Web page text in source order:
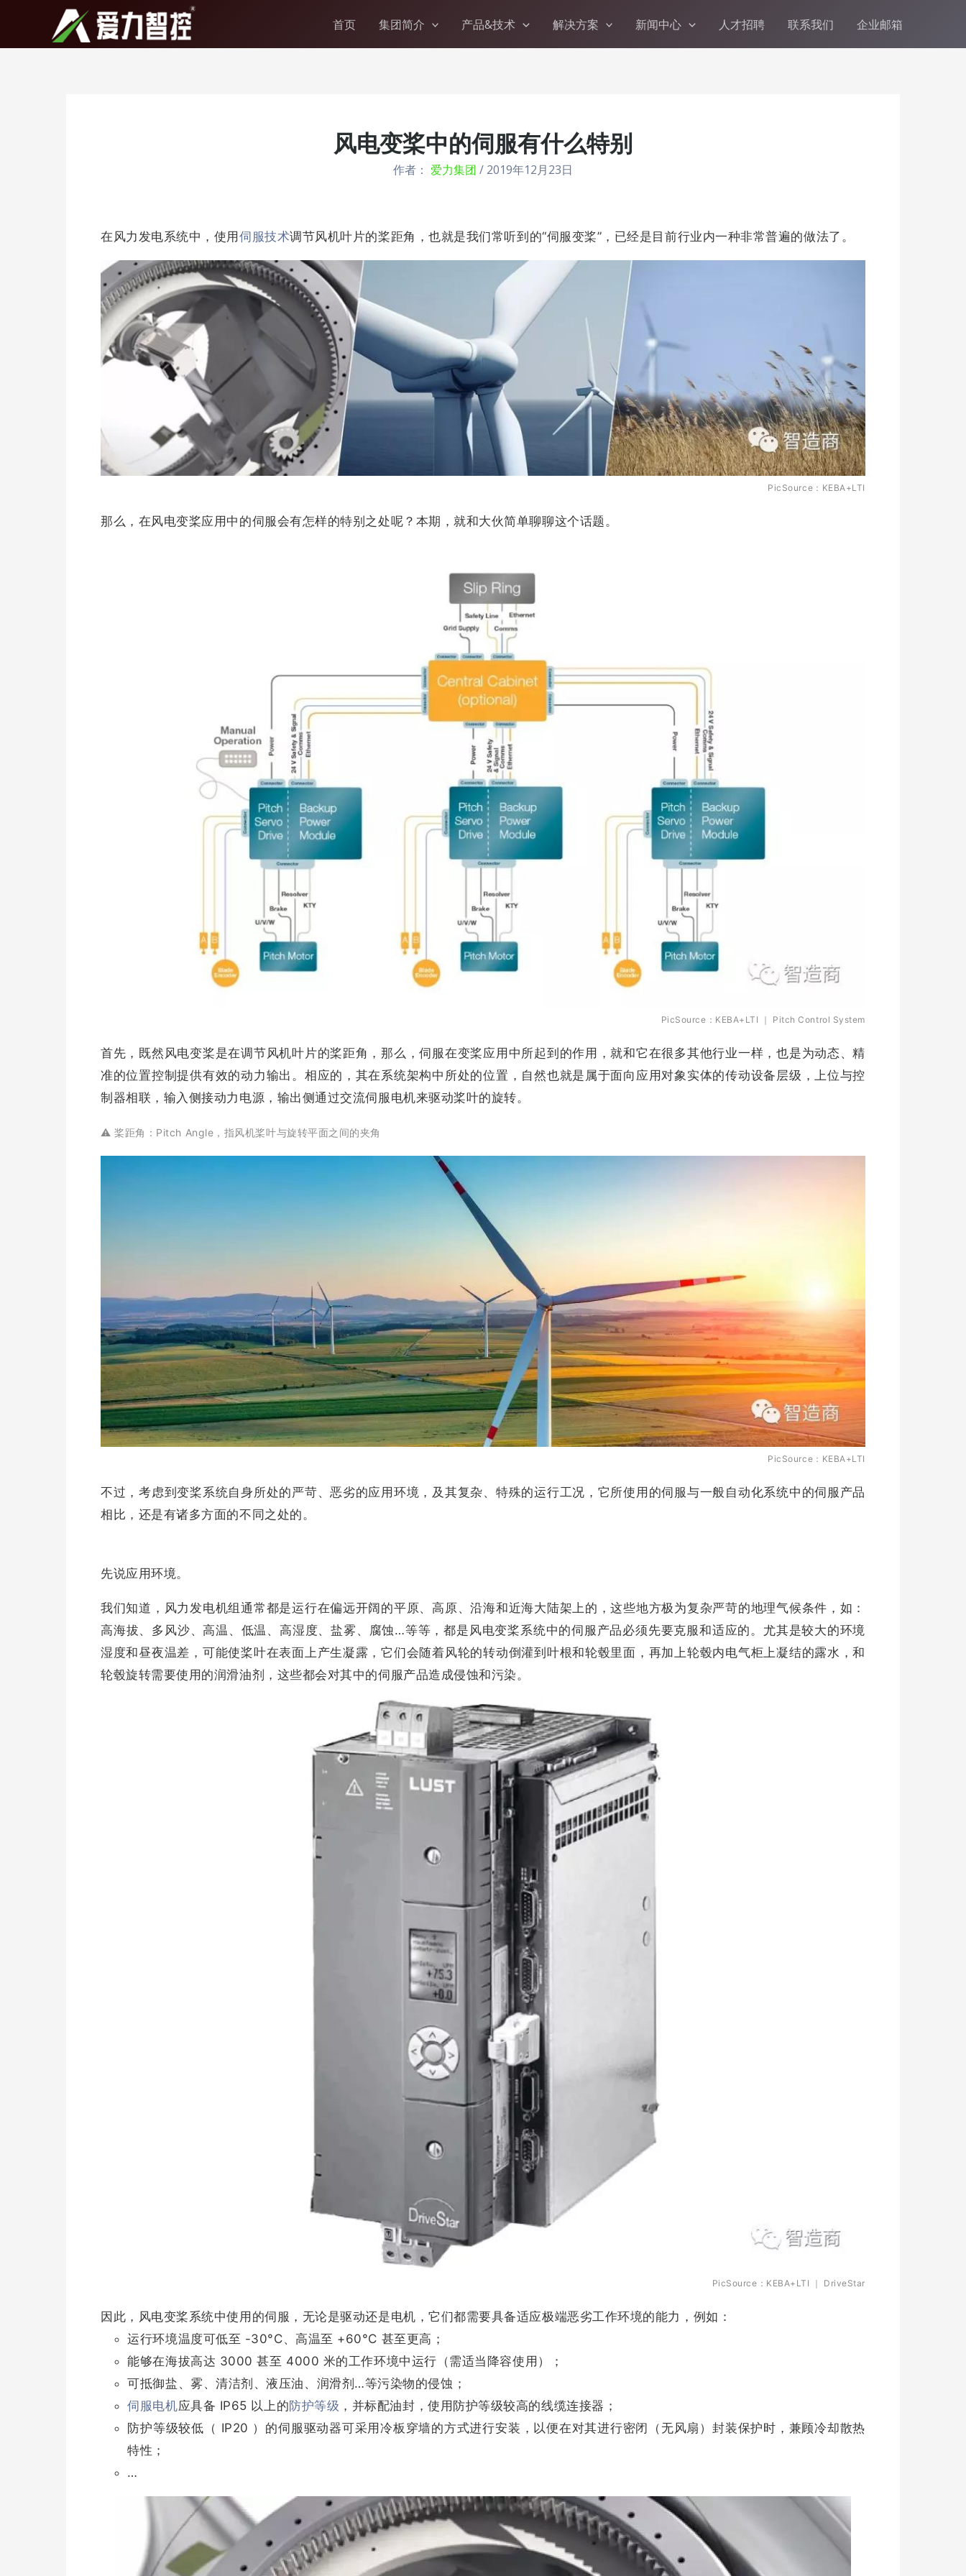
内
首页 集团简介 产品&技术 解决方案 新闻中心 人才招聘 联系我们 企业邮箱
风电变桨中的伺服有什么特别
作者： 爱力集团 / 2019年12月23日
在风力发电系统中，使用 伺服技术调节风机叶片的桨距角，也就是我们常听到的“伺服变桨”，已经是目前行业内一种非常普遍的做法了。
PicSource：KEBA+LTI
那么，在风电变桨应用中的伺服会有怎样的特别之处呢？本期，就和大伙简单聊聊这个话题。
PicSource：KEBA+LTI ｜ Pitch Control System
首先，既然风电变桨是在调节风机叶片的桨距角，那么，伺服在变桨应用中所起到的作用，就和它在很多其他行业一样，也是为动态、精
准的位置控制提供有效的动力输出。相应的，其在系统架构中所处的位置，自然也就是属于面向应用对象实体的传动设备层级，上位与控
制器相联，输入侧接动力电源，输出侧通过交流伺服电机来驱动桨叶的旋转。
⚠️ 桨距角： Pitch Angle，指风机桨叶与旋转平面之间的夹角
PicSource：KEBA+LTI
不过，考虑到变桨系统自身所处的严苛、恶劣的应用环境，及其复杂、特殊的运行工况，它所使用的伺服与一般自动化系统中的伺服产品
相比，还是有诸多方面的不同之处的。
先说应用环境。
我们知道，风力发电机组通常都是运行在偏远开阔的平原、高原、沿海和近海大陆架上的，这些地方极为复杂严苛的地理气候条件，如：
高海拔、多风沙、高温、低温、高湿度、盐雾、腐蚀…等等，都是风电变桨系统中的伺服产品必须先要克服和适应的。 尤其是较大的环境
湿度和昼夜温差，可能使桨叶在表面上产生凝露，它们会随着风轮的转动倒灌到叶根和轮毂里面，再加上轮毂内电气柜上凝结的露水，和
轮毂旋转需要使用的润滑油剂，这些都会对其中的伺服产品造成侵蚀和污染。
PicSource：KEBA+LTI ｜ DriveStar
因此，风电变桨系统中使用的伺服，无论是驱动还是电机，它们都需要具备适应极端恶劣工作环境的能力，例如：
运行环境温度可低至 -30°C、高温至 +60°C 甚至更高；
能够在海拔高达 3000 甚至 4000 米的工作环境中运行（需适当降容使用）；
可抵御盐、雾、清洁剂、液压油、润滑剂…等污染物的侵蚀；
伺服电机应具备 IP65 以上的防护等级 ，并标配油封，使用防护等级较高的线缆连接器；
防护等级较低（ IP20 ）的伺服驱动器可采用冷板穿墙的方式进行安装，以便在对其进行密闭（无风扇）封装保护时，兼顾冷却散热
特性；
…